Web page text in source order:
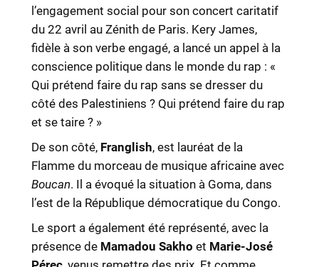
l’engagement social pour son concert caritatif
du 22 avril au Zénith de Paris. Kery James,
fidèle à son verbe engagé, a lancé un appel à la
conscience politique dans le monde du rap : «
Qui prétend faire du rap sans se dresser du
côté des Palestiniens ? Qui prétend faire du rap
et se taire ? »
De son côté, Franglish, est lauréat de la
Flamme du morceau de musique africaine avec
Boucan. Il a évoqué la situation à Goma, dans
l’est de la République démocratique du Congo.
Le sport a également été représenté, avec la
présence de Mamadou Sakho et Marie-José